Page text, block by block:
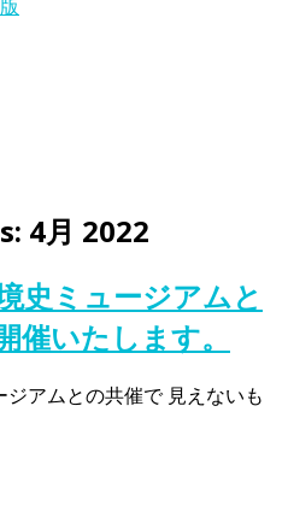
4月 2022
史ミュージアムと
催いたします。
アムとの共催で 見えないも